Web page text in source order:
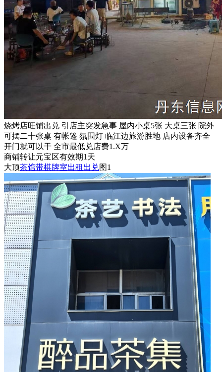
烧烤店旺铺出兑 引店主突发急事 屋内小桌5张 大桌三张 院外
可摆二十张桌 有帐篷 氛围灯 临江边旅游胜地 店内设备齐全
开门就可以干 全市最低兑店费1.X万
商铺转让元宝区有效期1天
大顶茶馆带棋牌室出租出兑图1